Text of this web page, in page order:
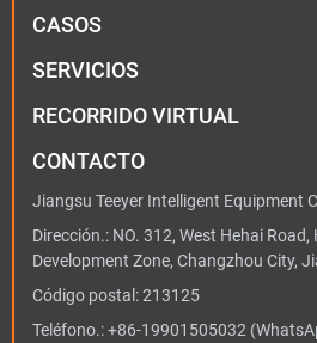
CASOS
SERVICIOS
RECORRIDO VIRTUAL
CONTACTO
Jiangsu Teeyer Intelligent Equipment
Dirección.: NO. 312, West Hehai
Development Zone, Changzhou City,
Código postal: 213125
Teléfono.:+86-19901505032